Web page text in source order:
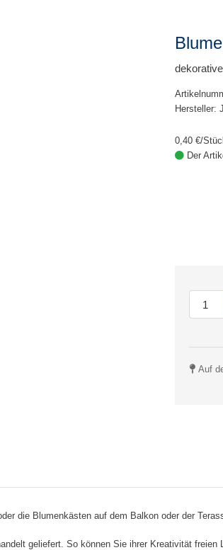
Hersteller:
0,40 €/
Der
Auf
die Blumenkästen auf dem Balkon oder der
geliefert. So können Sie ihrer Kreativität